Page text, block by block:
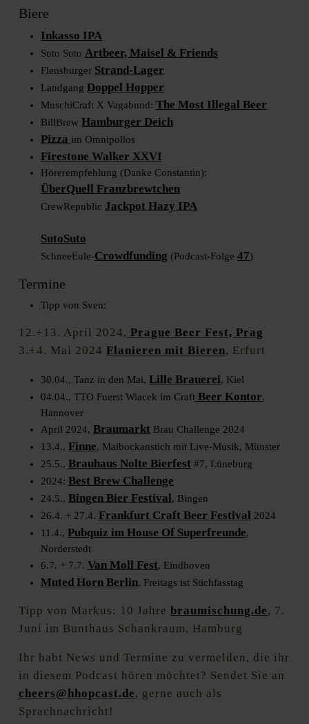
Biere
Inkasso IPA
Suto Suto Artbeer, Maisel & Friends
Flensburger Strand-Lager
Landgang Doppel Hopper
MuschiCraft X Vagabund: The Most Illegal Beer
BillBrew Hamburger Deich
Pizza im Omnipollos
Firestone Walker XXVI
Hörerempfehlung (Danke Constantin):
ÜberQuell Franzbrewtchen
CrewRepublic Jackpot Hazy IPA
SutoSuto
SchneeEule-Crowdfunding (Podcast-Folge 47)
Termine
Tipp von Sven:
12.+13. April 2024, Prague Beer Fest, Prag
3.+4. Mai 2024 Flanieren mit Bieren, Erfurt
30.04., Tanz in den Mai, Lille Brauerei, Kiel
04.04., TTO Fuerst Wiacek im Craft Beer Kontor,
Hannover
April 2024, Braumarkt Brau Challenge 2024
13.4., Finne, Maibockanstich mit Live-Musik, Münster
25.5., Brauhaus Nolte Bierfest #7, Lüneburg
2024: Best Brew Challenge
24.5., Bingen Bier Festival, Bingen
26.4. + 27.4. Frankfurt Craft Beer Festival 2024
11.4., Pubquiz im House Of Superfreunde,
Norderstedt
6.7. + 7.7. Van Moll Fest, Eindhoven
Muted Horn Berlin, Freitags ist Stichfasstag
Tipp von Markus: 10 Jahre braumischung.de, 7.
Juni im Bunthaus Schankraum, Hamburg
Ihr habt News und Termine zu vermelden, die ihr
in diesem Podcast hören möchtet? Sendet Sie an
cheers@hhopcast.de, gerne auch als
Sprachnachricht!